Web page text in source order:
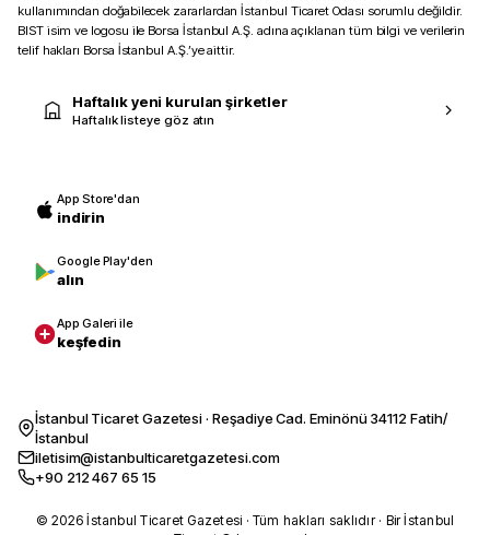
kullanımından doğabilecek zararlardan İstanbul Ticaret Odası sorumlu değildir.
BIST isim ve logosu ile Borsa İstanbul A.Ş. adına açıklanan tüm bilgi ve verilerin
telif hakları Borsa İstanbul A.Ş.’ye aittir.
Haftalık yeni kurulan şirketler
Haftalık listeye göz atın
App Store'dan
indirin
Google Play'den
alın
App Galeri ile
keşfedin
İstanbul Ticaret Gazetesi · Reşadiye Cad. Eminönü 34112 Fatih/
İstanbul
iletisim@istanbulticaretgazetesi.com
+90 212 467 65 15
© 2026 İstanbul Ticaret Gazetesi · Tüm hakları saklıdır · Bir İstanbul